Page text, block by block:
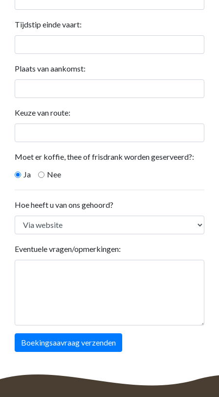
Tijdstip einde vaart:
Plaats van aankomst:
Keuze van route:
Moet er koffie, thee of frisdrank worden geserveerd?:
Ja
Nee
Hoe heeft u van ons gehoord?
Eventuele vragen/opmerkingen:
Boekingsaavraag verzenden